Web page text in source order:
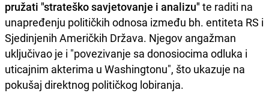
pružati "strateško savjetovanje i analizu" te raditi na
unapređenju političkih odnosa između bh. entiteta RS i
Sjedinjenih Američkih Država. Njegov angažman
uključivao je i "povezivanje sa donosiocima odluka i
uticajnim akterima u Washingtonu", što ukazuje na
pokušaj direktnog političkog lobiranja.